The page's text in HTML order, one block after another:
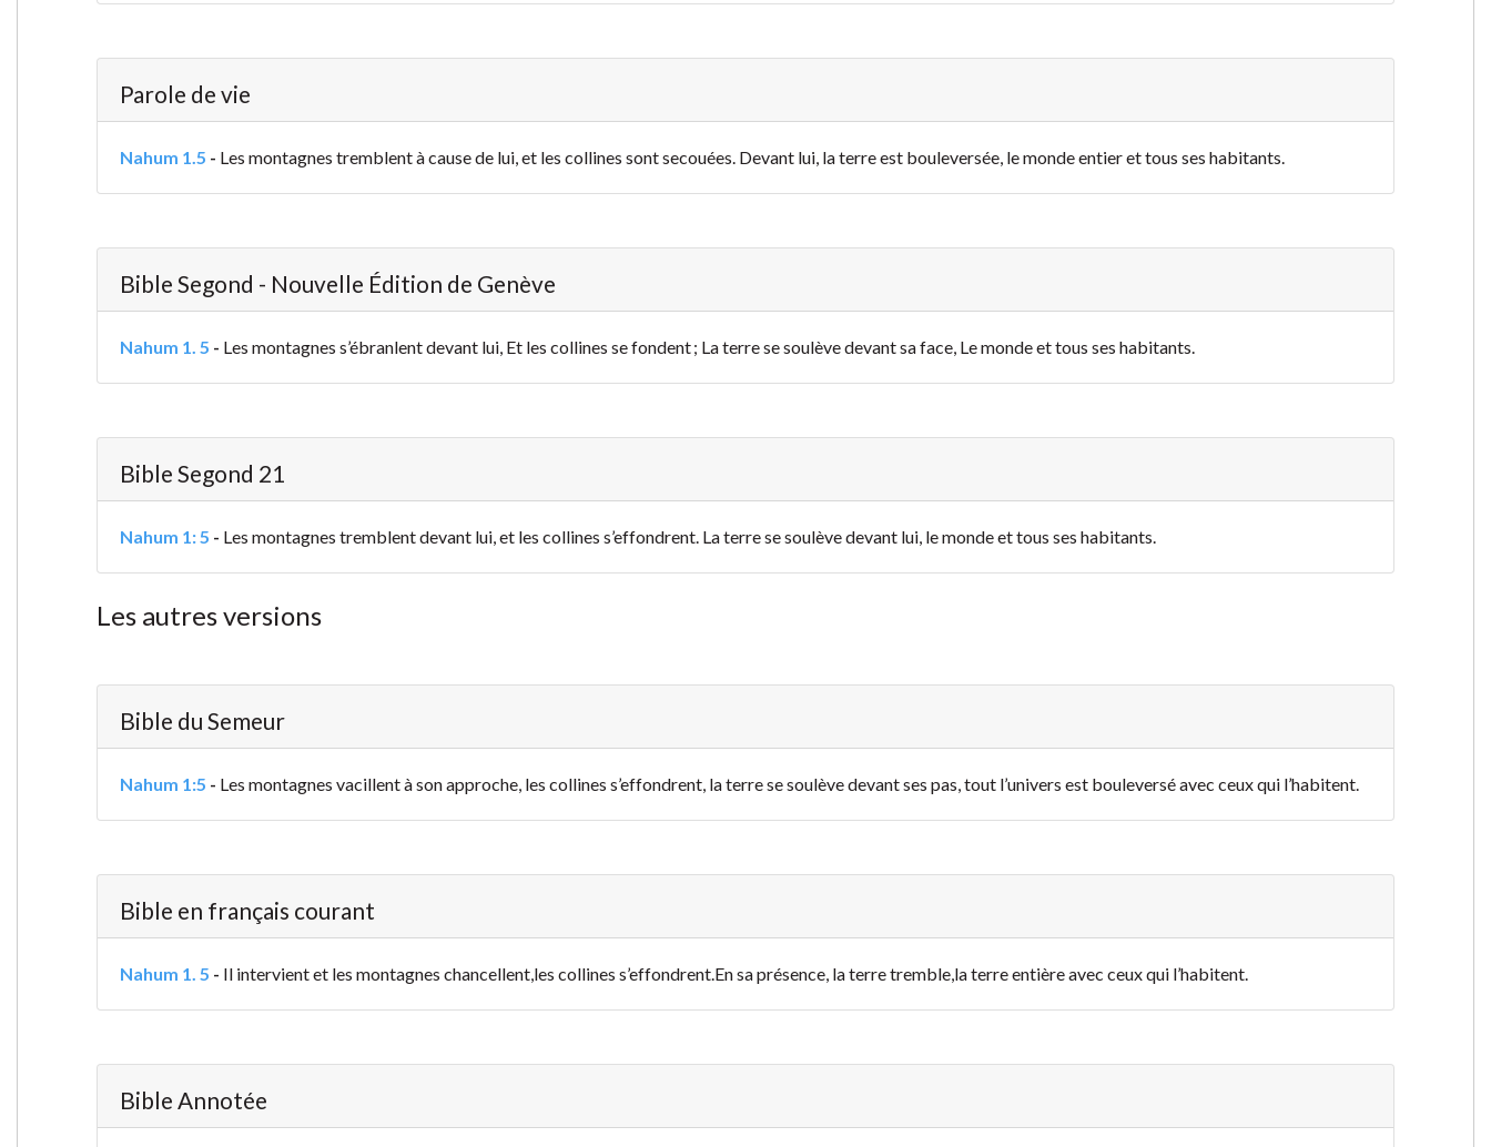
Parole de vie
Nahum 1.5 - Les montagnes tremblent à cause de lui,et les collines sont secouées. Devant lui, la terre est bouleversée, le monde entier et tous ses habitants.
Bible Segond - Nouvelle Édition de Genève
Nahum 1. 5 - Les montagnes s’ébranlent devant lui, Et les collines se fondent ; La terre se soulève devant sa face, Le monde et tous ses habitants.
Bible Segond 21
Nahum 1: 5 - Les montagnes tremblent devant lui, et les collines s’effondrent. La terre se soulève devant lui, le monde et tous ses habitants.
Les autres versions
Bible du Semeur
Nahum 1:5 - Les montagnes vacillent à son approche, les collines s’effondrent, la terre se soulève devant ses pas,tout l’univers est bouleversé avec ceux qui l’habitent.
Bible en français courant
Nahum 1. 5 - Il intervient et les montagnes chancellent,les collines s’effondrent.En sa présence, la terre tremble,la terre entière avec ceux qui l’habitent.
Bible Annotée